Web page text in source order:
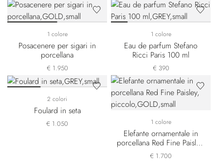
1 colore
Posacenere per sigari in
porcellana
€ 1.950
1 colore
Eau de parfum Stefano
Ricci Paris 100 ml
€ 390
2 colori
Foulard in seta
€ 1.050 1 colore
Elefante ornamentale in
porcellana Red Fine Paisley,
piccolo
€ 1.700